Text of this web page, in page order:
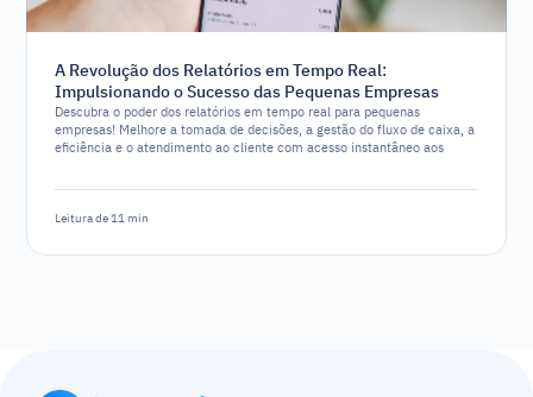
A Revolução dos Relatórios em Tempo Real:
Impulsionando o Sucesso das Pequenas Empresas
Descubra o poder dos relatórios em tempo real para pequenas
empresas! Melhore a tomada de decisões, a gestão do fluxo de caixa, a
eficiência e o atendimento ao cliente com acesso instantâneo aos
Leitura de 11 min